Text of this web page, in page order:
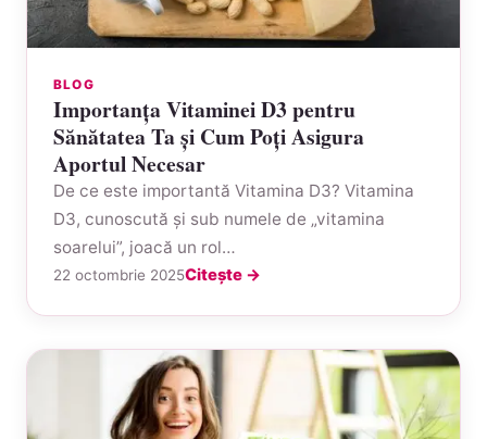
BLOG
Importanța Vitaminei D3 pentru
Sănătatea Ta și Cum Poți Asigura
Aportul Necesar
De ce este importantă Vitamina D3? Vitamina
D3, cunoscută și sub numele de „vitamina
soarelui”, joacă un rol…
22 octombrie 2025Citește →